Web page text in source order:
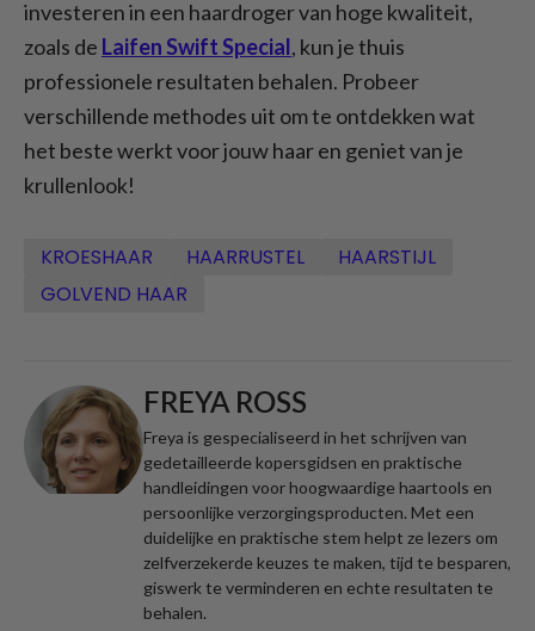
investeren in een haardroger van hoge kwaliteit,
zoals de Laifen Swift Special, kun je thuis
professionele resultaten behalen. Probeer
verschillende methodes uit om te ontdekken wat
het beste werkt voor jouw haar en geniet van je
krullenlook!
KROESHAAR HAARRUSTEL
HAARSTIJL
GOLVEND HAAR
FREYA ROSS
Freya is gespecialiseerd in het schrijven van
gedetailleerde kopersgidsen en praktische
handleidingen voor hoogwaardige haartools en
persoonlijke verzorgingsproducten. Met een
duidelijke en praktische stem helpt ze lezers om
zelfverzekerde keuzes te maken, tijd te besparen,
giswerk te verminderen en echte resultaten te
behalen.